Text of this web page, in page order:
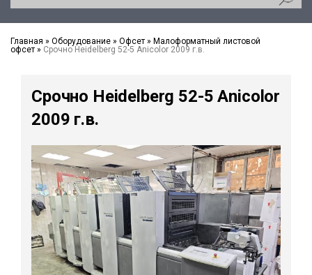
Главная » Оборудование » Офсет » Малоформатный листовой
офсет » Срочно Heidelberg 52-5 Anicolor 2009 г.в.
Срочно Heidelberg 52-5 Anicolor
2009 г.в.